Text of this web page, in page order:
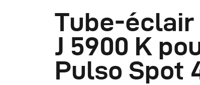
Tube-éclair
J 5900 K
Pulso Spot